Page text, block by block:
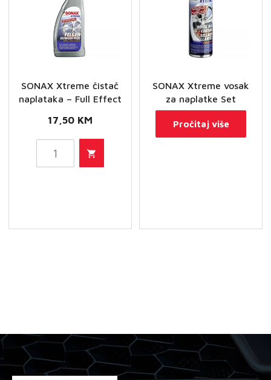
količina
SONAX Xtreme čistač
naplataka – Full Effect
17,50 KM
SONAX
Xtreme
-
SONAX Xtreme vosak
za naplatke Set
Pročitaj više